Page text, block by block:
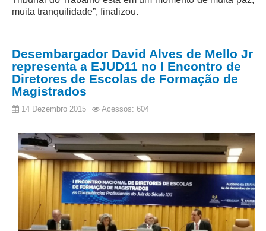
Informe de Rendimentos - 2026
Notícias
Todas as Notícias
Buscar Notícias
Comunicados
Campanhas
Galeria de Fotos
Redes Sociais
Fale com a Comunicação
Logomarca
muita tranquilidade”, finalizou.
Desembargador David Alves de Mello Jr
representa a EJUD11 no I Encontro de
Diretores de Escolas de Formação de
Magistrados
14 Dezembro 2015 Acessos: 604